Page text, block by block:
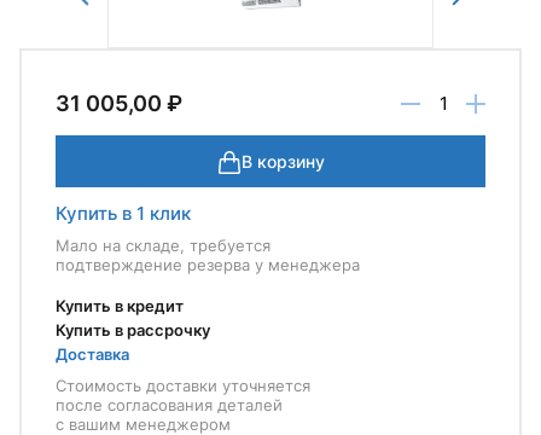
31 005,00 ₽
В корзину
Купить в 1 клик
Мало на складе, требуется
подтверждение резерва у менеджера
Купить в кредит
Купить в рассрочку
Доставка
Стоимость доставки уточняется
после согласования деталей
с вашим менеджером